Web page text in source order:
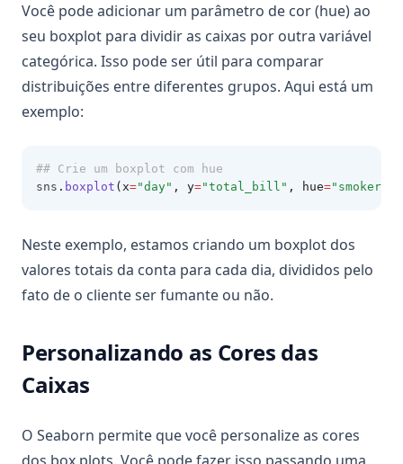
Você pode adicionar um parâmetro de cor (hue) ao
seu boxplot para dividir as caixas por outra variável
categórica. Isso pode ser útil para comparar
distribuições entre diferentes grupos. Aqui está um
exemplo:
## Crie um boxplot com hue
sns . boxplot (x="day" , y="total_bill" , hue="smoker"
Neste exemplo, estamos criando um boxplot dos
valores totais da conta para cada dia, divididos pelo
fato de o cliente ser fumante ou não.
Personalizando as Cores das
Caixas
O Seaborn permite que você personalize as cores